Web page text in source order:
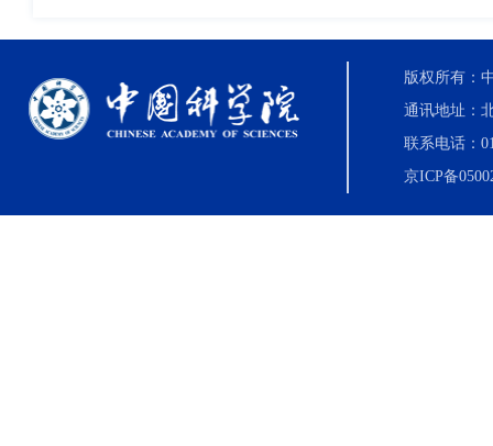
版权所有：
通讯地址：
联系电话：
京ICP备